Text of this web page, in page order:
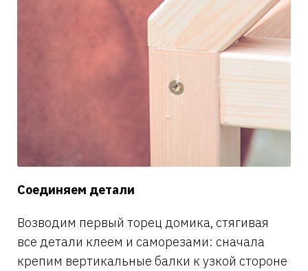
Соединяем детали
Возводим первый торец домика, стягивая
все детали клеем и саморезами: сначала
крепим вертикальные балки к узкой стороне